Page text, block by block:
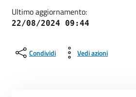
Ultimo aggiornamento:
22/08/2024 09:44
Condividi Vedi azioni